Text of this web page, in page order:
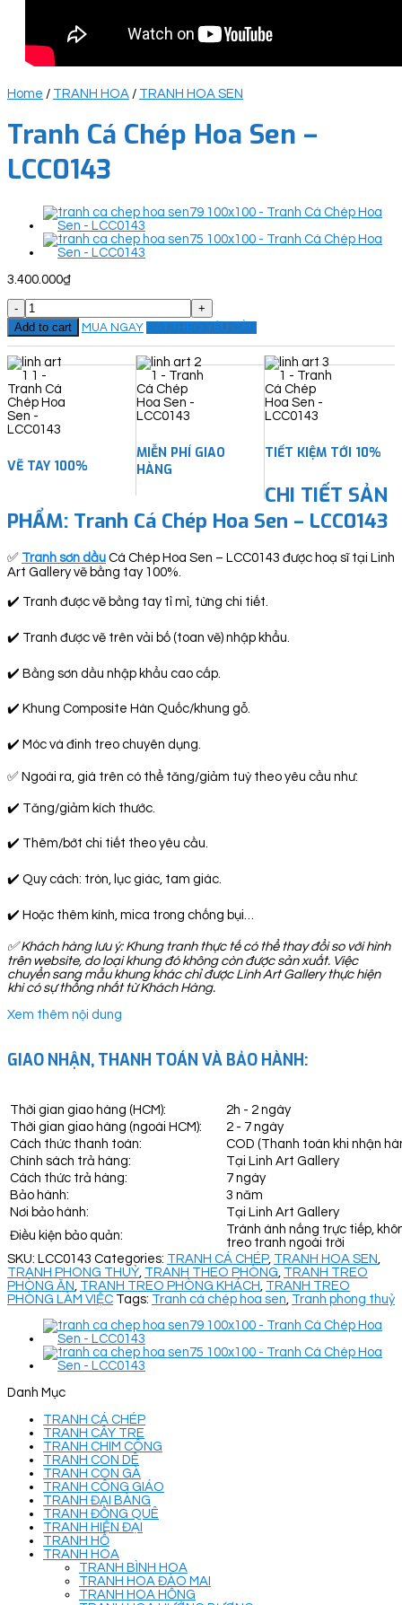
Home / TRANH HOA / TRANH HOA SEN
Tranh Cá Chép Hoa Sen –
LCC0143
3.400.000₫
Tranh
Cá
Chép
Hoa
Sen
-
LCC0143
quantity
Add to cart MUA NGAY ĐẶT THEO YÊU CẦU
VẼ TAY 100%
MIỄN PHÍ GIAO
HÀNG
TIẾT KIỆM TỚI 10%
CHI TIẾT SẢN
PHẨM: Tranh Cá Chép Hoa Sen – LCC0143
✅ Tranh sơn dầu Cá Chép Hoa Sen – LCC0143 được hoạ sĩ tại Linh
Art Gallery vẽ bằng tay 100%.
✔️ Tranh được vẽ bằng tay tỉ mỉ, từng chi tiết.
✔️ Tranh được vẽ trên vải bố (toan vẽ) nhập khẩu.
✔️ Bằng sơn dầu nhập khẩu cao cấp.
✔️ Khung Composite Hàn Quốc/khung gỗ.
✔️ Móc và đinh treo chuyên dụng.
✅ Ngoài ra, giá trên có thể tăng/giảm tuỳ theo yêu cầu như:
✔️ Tăng/giảm kích thước.
✔️ Thêm/bớt chi tiết theo yêu cầu.
✔️ Quy cách: tròn, lục giác, tam giác.
✔️ Hoặc thêm kính, mica trong chống bụi…
✅Khách hàng lưu ý: Khung tranh thực tế có thể thay đổi so với hình
trên website, do loại khung đó không còn được sản xuất. Việc
chuyển sang mẫu khung khác chỉ được Linh Art Gallery thực hiện
khi có sự thống nhất từ Khách Hàng.
Xem thêm nội dung
GIAO NHẬN, THANH TOÁN VÀ BẢO HÀNH:
Thời gian giao hàng (HCM):
2h - 2 ngày
Thời gian giao hàng (ngoài HCM):
2 - 7 ngày
Cách thức thanh toán:
COD (Thanh toán khi nhận
Chính sách trả hàng:
Tại Linh Art Gallery
Cách thức trả hàng:
7 ngày
Bảo hành:
3 năm
Nơi bảo hành:
Tại Linh Art Gallery
Điều kiện bảo quản:
Tránh ánh nắng trực tiếp,
treo tranh ngoài trời
SKU: LCC0143 Categories: TRANH CÁ CHÉP, TRANH HOA SEN
TRANH PHONG THUỶ TRANH THEO PHÒNG TRANH TREO
PHÒNG ĂN TRANH TREO PHÒNG KHÁCH TRANH TREO
PHÒNG LÀM VIỆC Tags: Tranh cá chép hoa sen Tranh phong thuỷ
Danh Mục
TRANH CÁ CHÉP
TRANH CÂY TRE
TRANH CHIM CÔNG
TRANH CON DÊ
TRANH CON GÀ
TRANH CÔNG GIÁO
TRANH ĐẠI BÀNG
TRANH ĐỒNG QUÊ
TRANH HIỆN ĐẠI
TRANH HỔ
TRANH HOA
TRANH BÌNH HOA
TRANH HOA ĐÀO MAI
TRANH HOA HỒNG